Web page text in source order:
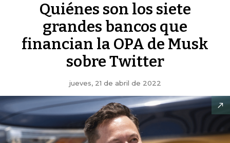
Quiénes son los siete
grandes bancos que
financian la OPA de Musk
sobre Twitter
jueves, 21 de abril de 2022